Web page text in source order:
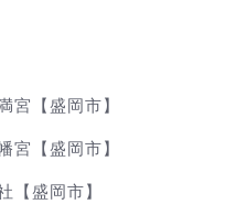
【盛岡市】
【盛岡市】
盛岡市】